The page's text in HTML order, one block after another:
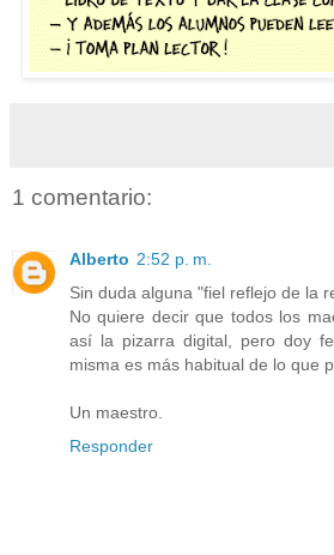
1 comentario:
Alberto 2:52 p. m.
Sin duda alguna "fiel reflejo de la
No quiere decir que todos los
así la pizarra digital, pero doy
misma es más habitual de lo que
Un maestro.
Responder